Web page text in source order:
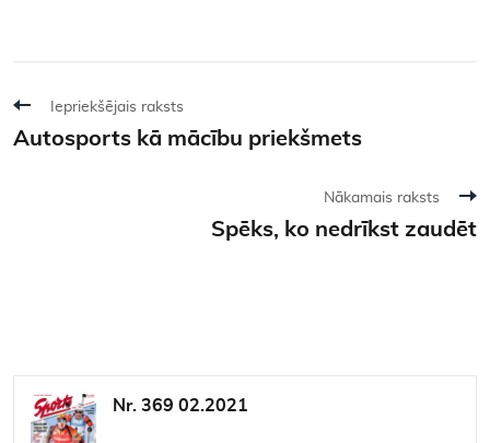
Iepriekšējais raksts
Autosports kā mācību priekšmets
Nākamais raksts
Spēks, ko nedrīkst zaudēt
Nr. 369 02.2021